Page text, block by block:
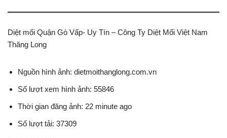
Diệt mối Quận Gò Vấp- Uy Tín – Công Ty Diệt Mối Việt Nam
Thăng Long
Nguồn hình ảnh: dietmoithanglong.com.vn
Số lượt xem hình ảnh: 55846
Thời gian đăng ảnh: 22 minute ago
Số lượt tải: 37309